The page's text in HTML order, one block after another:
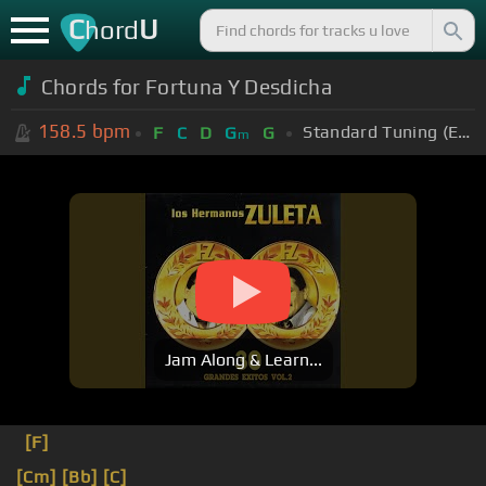
ChordU
Chords for Fortuna Y Desdicha
158.5 bpm F C D Gm G Standard Tuning (EADGBE)
Jam Along & Learn...
[F]
[Cm] [Bb] [C]